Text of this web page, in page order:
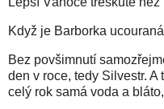
Když je Barborka
Bez povšimnutí
den v roce, tedy Silvestr. A
celý rok samá voda a